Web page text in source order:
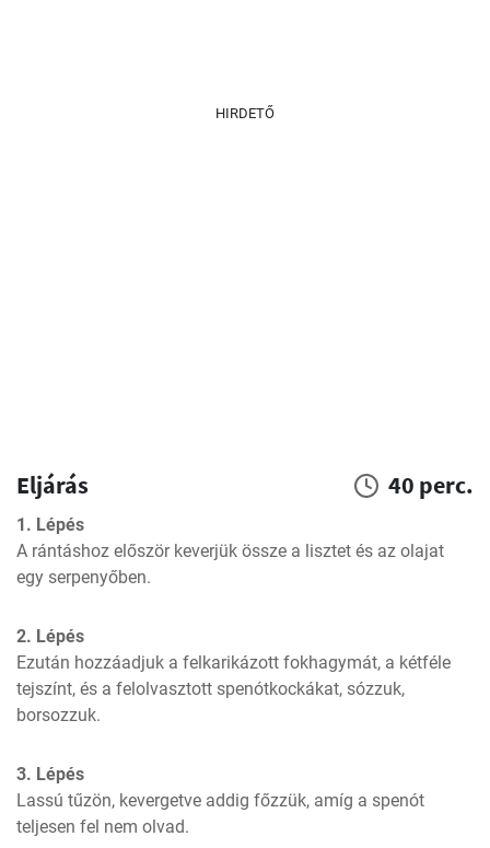
HIRDETŐ
Eljárás 40 perc.
1. Lépés
A rántáshoz először keverjük össze a lisztet és az olajat
egy serpenyőben.
2. Lépés
Ezután hozzáadjuk a felkarikázott fokhagymát, a kétféle
tejszínt, és a felolvasztott spenótkockákat, sózzuk,
borsozzuk.
3. Lépés
Lassú tűzön, kevergetve addig főzzük, amíg a spenót
teljesen fel nem olvad.